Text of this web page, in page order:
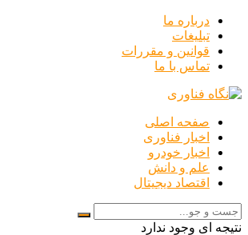
درباره ما
تبلیغات
قوانین و مقررات
تماس با ما
صفحه اصلی
اخبار فناوری
اخبار خودرو
علم و دانش
اقتصاد دیجیتال
نتیجه ای وجود ندارد